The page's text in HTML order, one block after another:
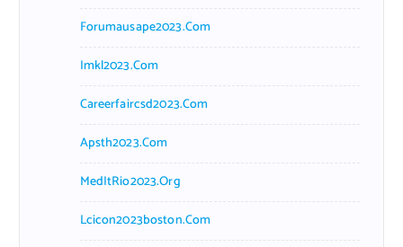
Forumausape2023.com
Imkl2023.com
Careerfaircsd2023.com
Apsth2023.com
MedItRio2023.org
Lcicon2023boston.com